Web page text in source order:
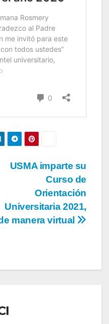
USMA imparte su
Curso de
Orientación
Universitaria 2021,
manera virtual